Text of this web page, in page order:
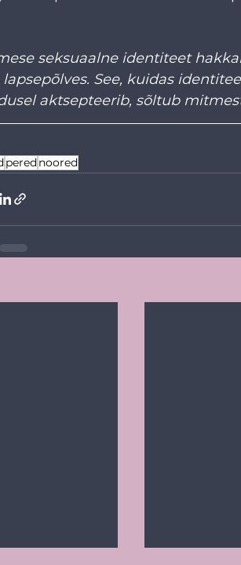
seksuaalne identiteet
lapsepõlves. See, kuidas
aktsepteerib, sõltub
perednoored